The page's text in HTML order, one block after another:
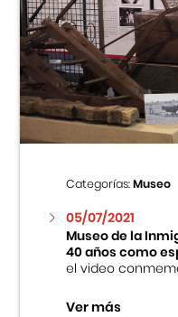
Categorías:Museo
05/07/2021
Museo de la
40 años como
el video
Ver más